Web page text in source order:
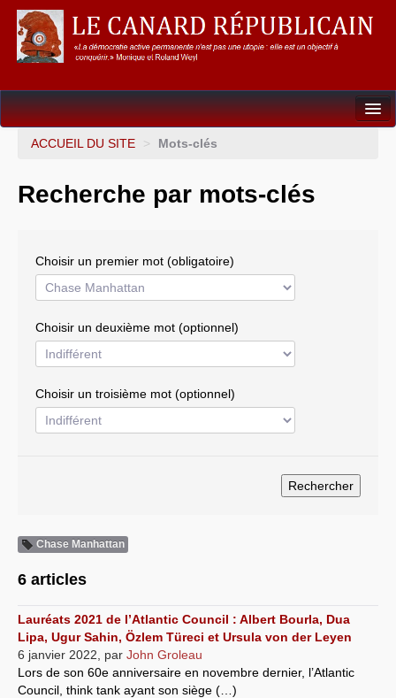
Dossiers
Gouvernance mondiale & mondialisation
Résistances
Systèmes & société sous contrôle
ACCUEIL DU SITE > Mots-clés
Recherche par mots-clés
Choisir un premier mot (obligatoire)
Choisir un deuxième mot (optionnel)
Choisir un troisième mot (optionnel)
Chase Manhattan
6 articles
Lauréats 2021 de l’Atlantic Council : Albert Bourla, Dua
Lipa, Ugur Sahin, Özlem Türeci et Ursula von der Leyen
6 janvier 2022
par John Groleau
Lors de son 60e anniversaire en novembre dernier, l’Atlantic
Council, think tank ayant son siège (…)